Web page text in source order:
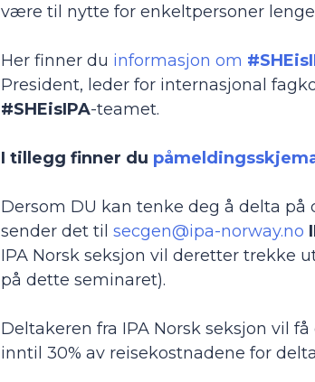
være til nytte for enkeltpersoner
Her finner du informasjon om
President, leder for internasjonal
#SHEisIPA-teamet.
I tillegg finner du
Dersom DU kan tenke deg å delta
sender det til secgen@ipa-norway.no
IPA Norsk seksjon vil deretter trekke
på dette seminaret).
Deltakeren fra IPA Norsk seksjon vil
inntil 30% av reisekostnadene for